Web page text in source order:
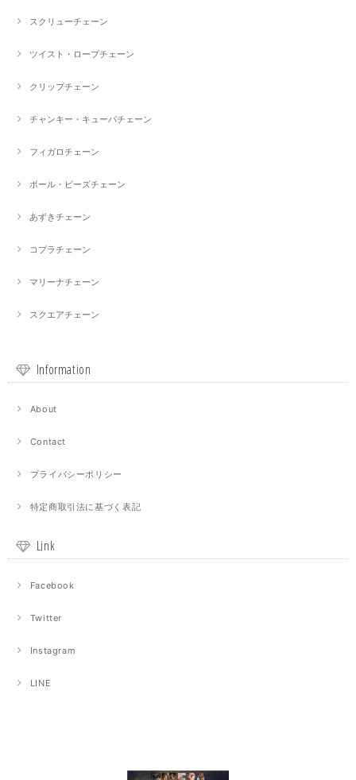
スクリューチェーン
ツイスト・ロープチェーン
クリップチェーン
チャンキー・キューバチェーン
フィガロチェーン
ボール・ビーズチェーン
あずきチェーン
コプラチェーン
マリーナチェーン
スクエアチェーン
Information
About
Contact
プライバシーポリシー
特定商取引法に基づく表記
Link
Facebook
Twitter
Instagram
LINE